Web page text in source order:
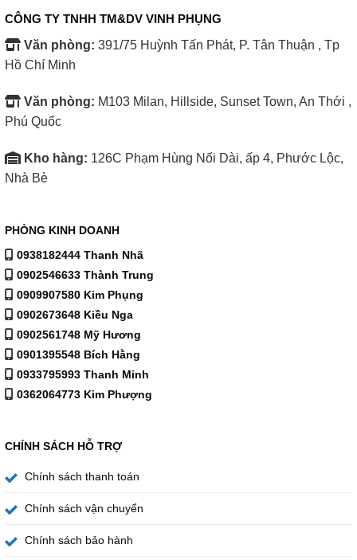
Công nghệ âm thanh vượt trội trên Tivi Sharp 32 inch
2T-C32EG2X
trẻo, rõ ràng, giúp bạn cảm nhận âm thanh rõ nét và chi
tiết hơn. Công nghệ này tối ưu hóa âm thanh, làm cho
các chương trình thể thao, phim bom tấn Hollywood,
hay các chương trình yêu thích của bạn trở nên hấp dẫn
và lôi cuốn hơn bao giờ hết.
Nhờ vào Dolby Audio, mọi khoảnh khắc giải trí trên Tivi
mẽ và chân thực.
CÔNG TY TNHH TM&DV VINH PHỤNG
Văn phòng: 391/75 Huỳnh Tấn Phát, P. Tân Thuận , Tp
Hồ Chí Minh
Văn phòng: M103 Milan, Hillside, Sunset Town, An Thới ,
Phú Quốc
Kho hàng: 126C Phạm Hùng Nối Dài, ấp 4, Phước Lộc,
Nhà Bè
PHÒNG KINH DOANH
0938182444 Thanh Nhã
0902546633 Thành Trung
0909907580 Kim Phụng
0902673648 Kiều Nga
0902561748 Mỹ Hương
0901395548 Bích Hằng
0933795993 Thanh Minh
0362064773 Kim Phượng
CHÍNH SÁCH HỖ TRỢ
Chính sách thanh toán
Chính sách vận chuyển
Chính sách bảo hành